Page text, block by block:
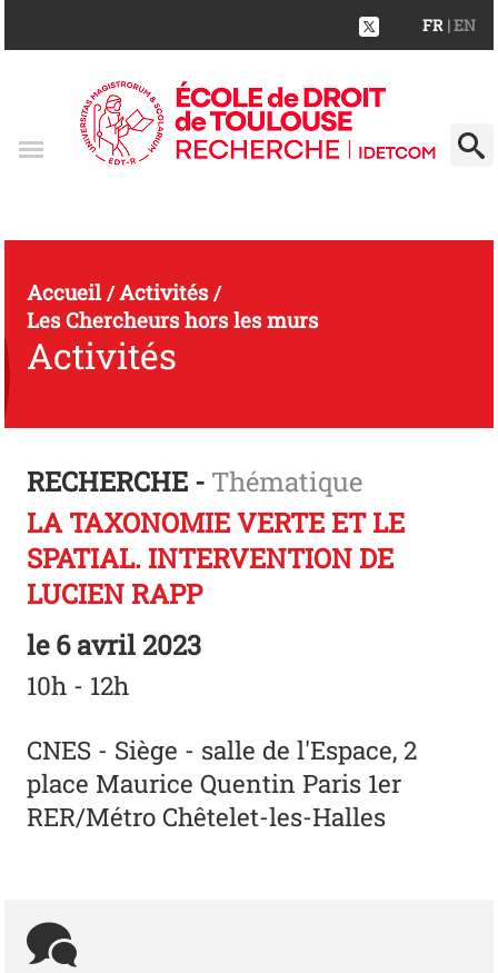
FR | EN
Accueil/Activités/
Les Chercheurs hors les murs
Activités
RECHERCHE - Thématique
LA TAXONOMIE VERTE ET LE
SPATIAL. INTERVENTION DE
LUCIEN RAPP
le6 avril 2023
10h - 12h
CNES - Siège - salle de l'Espace, 2
place Maurice Quentin Paris 1er
RER/Métro Chêtelet-les-Halles